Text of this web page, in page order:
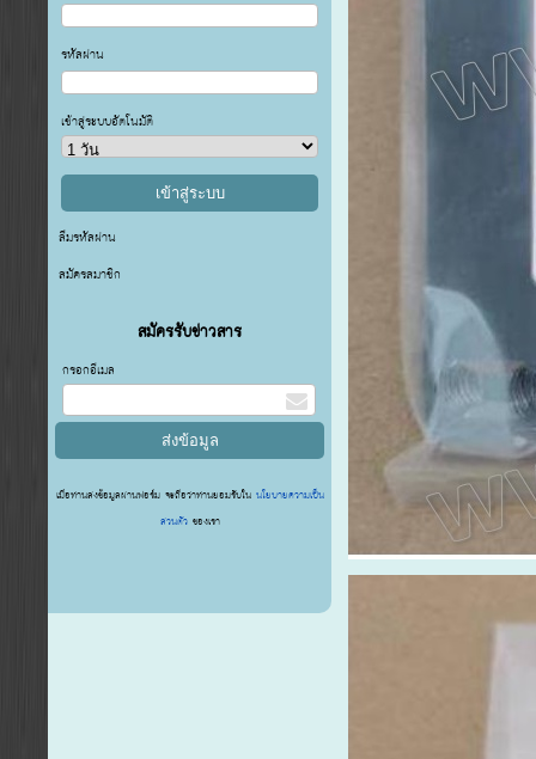
รหัสผ่าน
เข้าสู่ระบบอัตโนมัติ
ลืมรหัสผ่าน
สมัครสมาชิก
สมัครรับข่าวสาร
กรอกอีเมล
เมื่อท่านส่งข้อมูลผ่านฟอร์ม จะถือว่าท่านยอมรับในนโยบายความเป็น
ส่วนตัว ของเรา